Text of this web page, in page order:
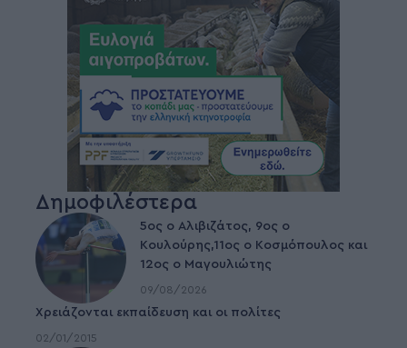
Δημοφιλέστερα
5ος ο Αλιβιζάτος, 9ος ο
Κουλούρης,11ος ο Κοσμόπουλος και
12ος ο Μαγουλιώτης
09/08/2026
Χρειάζονται εκπαίδευση και οι πολίτες
02/01/2015